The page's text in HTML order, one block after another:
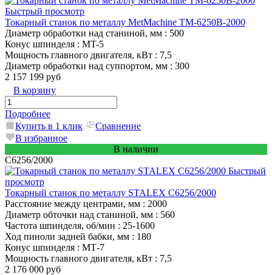
Быстрый просмотр
Токарный станок по металлу MetMachine TM-6250B-2000
Диаметр обработки над станиной, мм : 500
Конус шпинделя : MT-5
Мощность главного двигателя, кВт : 7,5
Диаметр обработки над суппортом, мм : 300
2 157 199 руб
В корзину
Подробнее
Купить в 1 клик
Сравнение
В избранное
В наличии
C6256/2000
Быстрый
просмотр
Токарный станок по металлу STALEX C6256/2000
Расстояние между центрами, мм : 2000
Диаметр обточки над станиной, мм : 560
Частота шпинделя, об/мин : 25-1600
Ход пиноли задней бабки, мм : 180
Конус шпинделя : MТ-7
Мощность главного двигателя, кВт : 7,5
2 176 000 руб